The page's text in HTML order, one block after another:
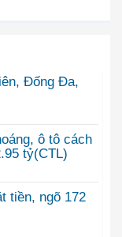
Đống Đa,
ô tô cách
tỷ(CTL)
tiền, ngõ 172